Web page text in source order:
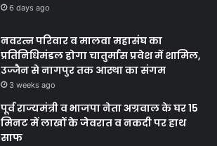
6 days ago
नवरत्न परिवार व मालवा महासंघ का
प्रतिनिधिमंडल होगा चातुर्मास प्रवेश में शामिल,
उज्जैन से नागपुर तक आस्था का संगम
3 weeks ago
पूर्व राज्यमंत्री व भाजपा नेता अग्रवाल के घर 15
मिनट में लाखों के जेवरात व नकदी पर हाथ
साफ